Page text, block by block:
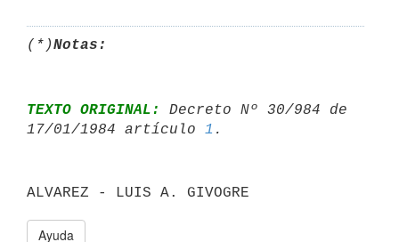
(*)Notas:
TEXTO ORIGINAL:
Decreto Nº 30/984 de
17/01/1984 artículo 1
Ayuda